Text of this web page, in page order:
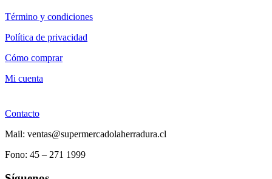
Término y condiciones
Política de privacidad
Cómo comprar
Mi cuenta
Contacto
Mail: ventas@supermercadolaherradura.cl
Fono: 45 – 271 1999